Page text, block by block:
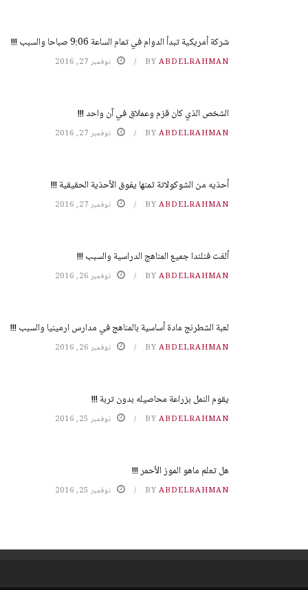
شركة أمريكية تبدأ الدوام في تمام الساعة 9:06 صباحا والسبب !!!
BY ABDELRAHMAN نوفمبر 27, 2016
الشخص الذي كان قزم وعملاق في آن واحد !!!
BY ABDELRAHMAN نوفمبر 27, 2016
أحذيه من الشوكولاتة ثمنها يفوق الأحذية الحقيقية !!!
BY ABDELRAHMAN نوفمبر 27, 2016
ألغت فنلندا جميع المناهج الدراسية والسبب !!!
BY ABDELRAHMAN نوفمبر 26, 2016
لعبة الشطرنج مادة أساسية بالمناهج في مدارس ارمينيا والسبب !!!
BY ABDELRAHMAN نوفمبر 26, 2016
يقوم النمل بزراعة محاصيله بدون تربة !!!
BY ABDELRAHMAN نوفمبر 25, 2016
هل تعلم ماهو الموز الأحمر !!!
BY ABDELRAHMAN نوفمبر 25, 2016